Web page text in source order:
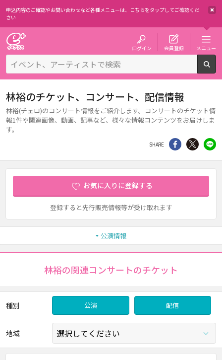
申込内容のご確認やお問い合わせなど各種メニューは、 こちらをタップしてご確認くだ
さい
ログイン 会員登録 メニュー
林裕のチケット、コンサート、配信情報
林裕(チェロ)のコンサート情報をご紹介します。コンサートのチケット情
報1件や関連画像、動画、記事など、様々な情報コンテンツをお届けしま
す。
SHARE シェア Twitter
お気に入りに登録する
登録すると先行販売情報等が受け取れます
公演情報
林裕の関連コンサートのチケット
種別 公演 配信
地域